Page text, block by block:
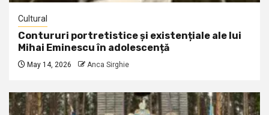
Cultural
Contururi portretistice și existențiale ale lui
Mihai Eminescu în adolescență
May 14, 2026 Anca Sirghie